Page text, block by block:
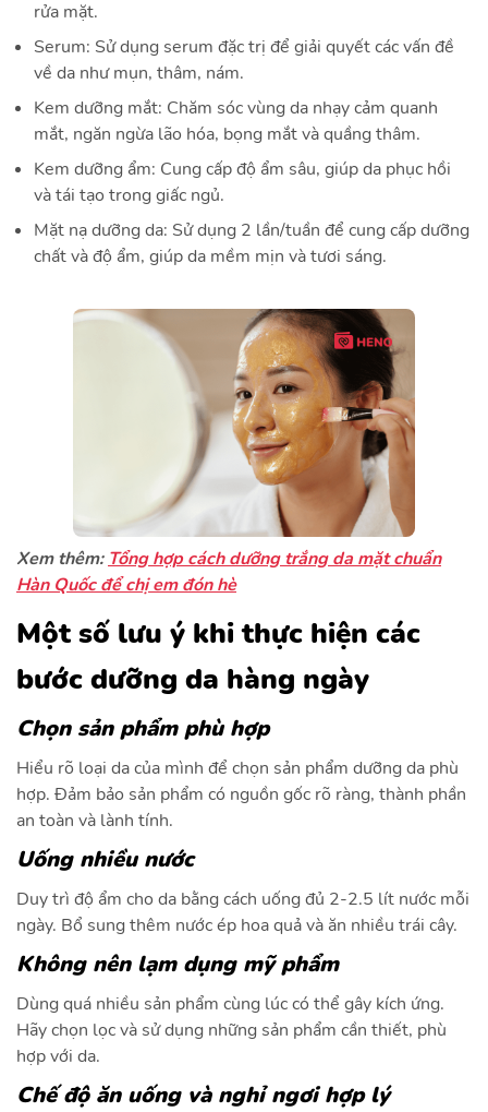
rửa mặt.
Serum: Sử dụng serum đặc trị để giải quyết các vấn đề
về da như mụn, thâm, nám.
Kem dưỡng mắt: Chăm sóc vùng da nhạy cảm quanh
mắt, ngăn ngừa lão hóa, bọng mắt và quầng thâm.
Kem dưỡng ẩm: Cung cấp độ ẩm sâu, giúp da phục hồi
và tái tạo trong giấc ngủ.
Mặt nạ dưỡng da: Sử dụng 2 lần/tuần để cung cấp dưỡng
chất và độ ẩm, giúp da mềm mịn và tươi sáng.
Xem thêm: Tổng hợp cách dưỡng trắng da mặt chuẩn
Hàn Quốc để chị em đón hè
Một số lưu ý khi thực hiện các
bước dưỡng da hàng ngày
Chọn sản phẩm phù hợp
Hiểu rõ loại da của mình để chọn sản phẩm dưỡng da phù
hợp. Đảm bảo sản phẩm có nguồn gốc rõ ràng, thành phần
an toàn và lành tính.
Uống nhiều nước
Duy trì độ ẩm cho da bằng cách uống đủ 2-2.5 lít nước mỗi
ngày. Bổ sung thêm nước ép hoa quả và ăn nhiều trái cây.
Không nên lạm dụng mỹ phẩm
Dùng quá nhiều sản phẩm cùng lúc có thể gây kích ứng.
Hãy chọn lọc và sử dụng những sản phẩm cần thiết, phù
hợp với da.
Chế độ ăn uống và nghỉ ngơi hợp lý